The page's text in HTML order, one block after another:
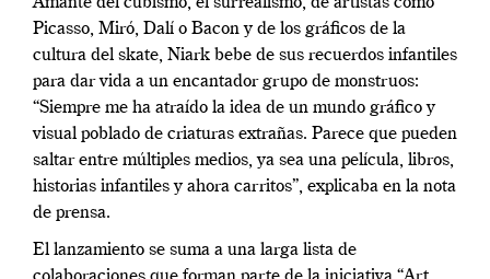
Amante del cubismo, el surrealismo, de artistas como
Picasso, Miró, Dalí o Bacon y de los gráficos de la
cultura del skate, Niark bebe de sus recuerdos infantiles
para dar vida a un encantador grupo de monstruos:
“Siempre me ha atraído la idea de un mundo gráfico y
visual poblado de criaturas extrañas. Parece que pueden
saltar entre múltiples medios, ya sea una película, libros,
historias infantiles y ahora carritos”, explicaba en la nota
de prensa.
El lanzamiento se suma a una larga lista de